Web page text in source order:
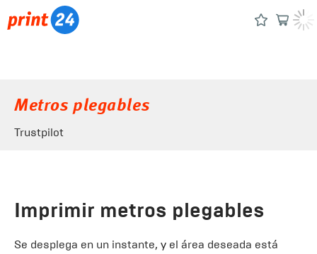
Metros plegables
Trustpilot
Imprimir metros plegables
Se desplega en un instante, y el área deseada está